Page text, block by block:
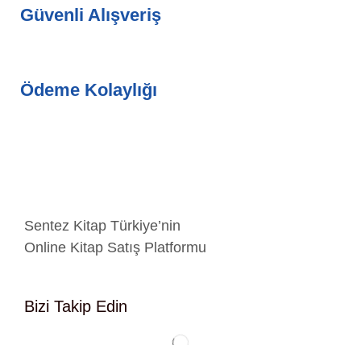
Güvenli Alışveriş
Ödeme Kolaylığı
Sentez Kitap Türkiye’nin
Online Kitap Satış Platformu
Bizi Takip Edin